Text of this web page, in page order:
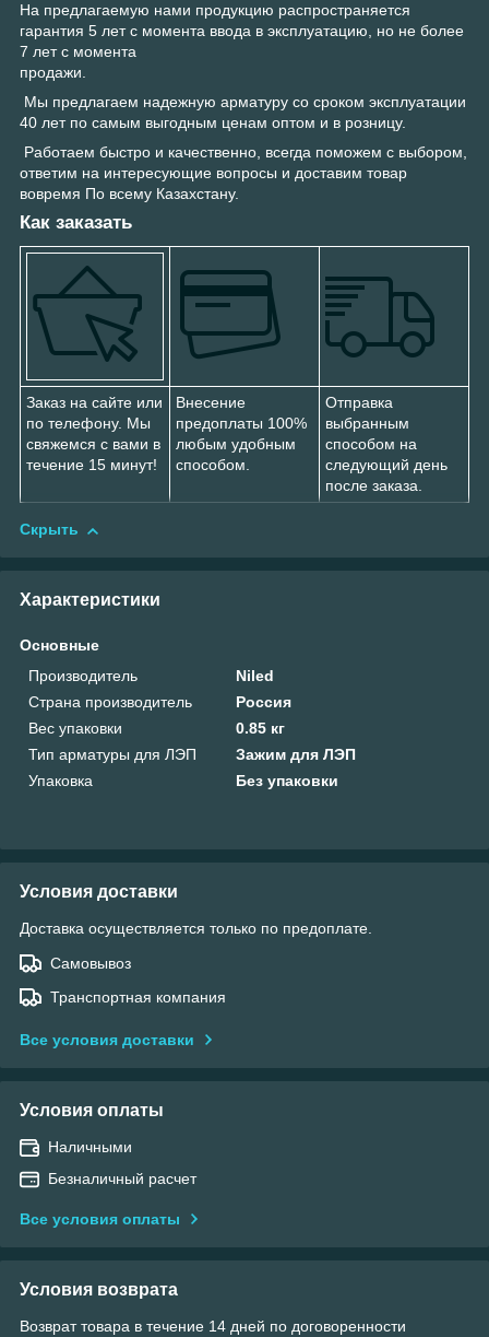
На предлагаемую нами продукцию распространяется
гарантия 5 лет с момента ввода в эксплуатацию, но не более
7 лет с момента
продажи.
Мы предлагаем надежную арматуру со сроком эксплуатации
40 лет по самым выгодным ценам оптом и в розницу.
Работаем быстро и качественно, всегда поможем с выбором,
ответим на интересующие вопросы и доставим товар
вовремя По всему Казахстану.
Как заказать
Заказ на сайте или
по телефону. Мы
свяжемся с вами в
течение 15 минут!
Внесение
предоплаты 100%
любым удобным
способом.
Отправка
выбранным
способом на
следующий день
после заказа.
Скрыть
Характеристики
Основные
Производитель
Niled
Страна производитель
Россия
Вес упаковки
0.85 кг
Тип арматуры для ЛЭП
Зажим для ЛЭП
Упаковка
Без упаковки
Условия доставки
Доставка осуществляется только по предоплате.
Самовывоз
Транспортная компания
Все условия доставки
Условия оплаты
Наличными
Безналичный расчет
Все условия оплаты
Условия возврата
Возврат товара в течение 14 дней по договоренности